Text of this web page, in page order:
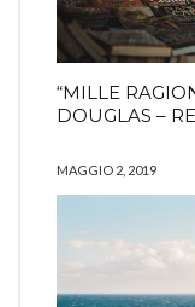
“MILLE
DOUGLAS –
MAGGIO 2, 2019